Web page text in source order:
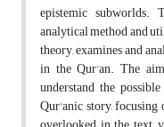
epistemic subworlds.
analytical method and
theory, examines and
in the Qur'an. The
understand the
Qur'anic story,